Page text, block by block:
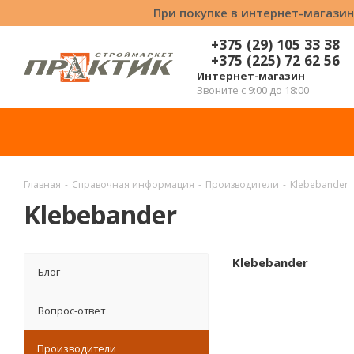
При покупке в интернет-
+375 (29) 105 33 38
+375 (225) 72 62 56
Интернет-магазин
Звоните с 9:00 до 18:00
Главная - Справочная информация - Производители - Klebebander
Klebebander
Klebebander
Блог
Вопрос-ответ
Производители